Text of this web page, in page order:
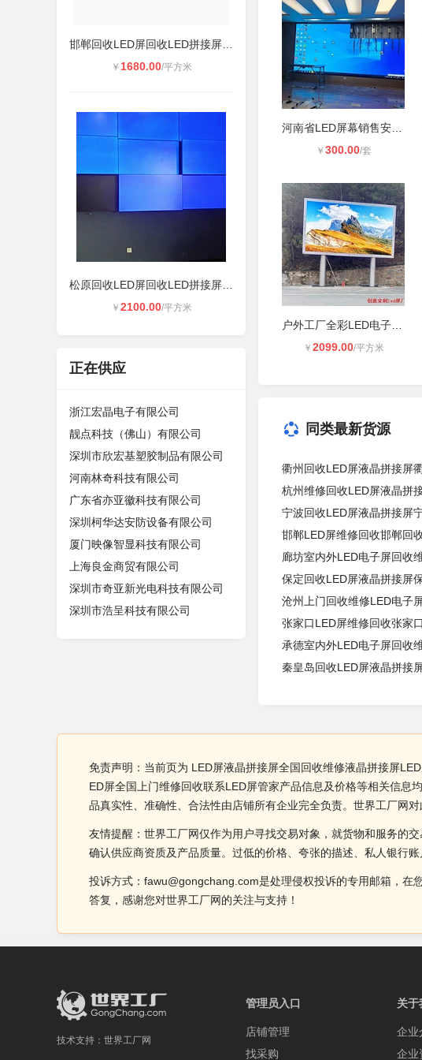
￥ 1680.00/平方米
￥ 2100.00/平方米
正在供应
浙江宏晶电子有限公司
靓点科技（佛山）有限公司
深圳市欣宏基塑胶制品有限公司
河南林奇科技有限公司
广东省亦亚徽科技有限公司
深圳柯华达安防设备有限公司
厦门映像智显科技有限公司
上海良金商贸有限公司
深圳市奇亚新光电科技有限公司
深圳市浩呈科技有限公司
河南省LED屏幕销售安装公司
￥ 300.00/套
户外工厂全彩LED电子大屏幕厂家 室外
￥ 2099.00/平方米
同类最新货源
衢州回收LED屏液晶拼接屏
杭州维修回收LED屏液晶拼
宁波回收LED屏液晶拼接屏
邯郸LED屏维修回收邯郸回
廊坊室内外LED电子屏回收
保定回收LED屏液晶拼接屏
沧州上门回收维修LED电子
张家口LED屏维修回收张家
承德室内外LED电子屏回收
秦皇岛回收LED屏液晶拼接
免责声明：当前页为 LED屏液晶拼接屏全国回收维修液晶拼接屏
ED屏全国上门维修回收联系LED屏管家产品信息及价格等相关信
品真实性、准确性、合法性由店铺所有企业完全负责。世界工厂网
友情提醒：世界工厂网仅作为用户寻找交易对象，就货物和服务的
确认供应商资质及产品质量。过低的价格、夸张的描述、私人银行
投诉方式：fawu@gongchang.com是处理侵权投诉的专用邮箱，在
答复，感谢您对世界工厂网的关注与支持！
技术支持： 世界工厂网
管理员入口
店铺管理
找采购
关于
企业
企业